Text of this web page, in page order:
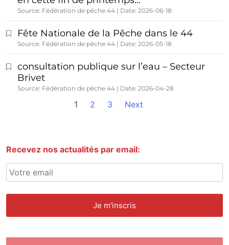
Source: Fédération de pêche 44 Date: 2026-06-18
Fête Nationale de la Pêche dans le 44
Source: Fédération de pêche 44 Date: 2026-05-18
consultation publique sur l’eau – Secteur
Brivet
Source: Fédération de pêche 44 Date: 2026-04-28
1 2 3 Next
Recevez nos actualités par email: